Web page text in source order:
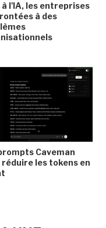
à l'IA, les entreprises
à des
Caveman
réduire les tokens en